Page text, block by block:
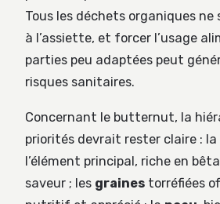
Tous les déchets organiques
à l’assiette, et forcer l’usage
parties peu adaptées peut
risques sanitaires.
Concernant le butternut, la
priorités devrait rester claire : la
l’élément principal, riche en
saveur ; les graines torréfiées